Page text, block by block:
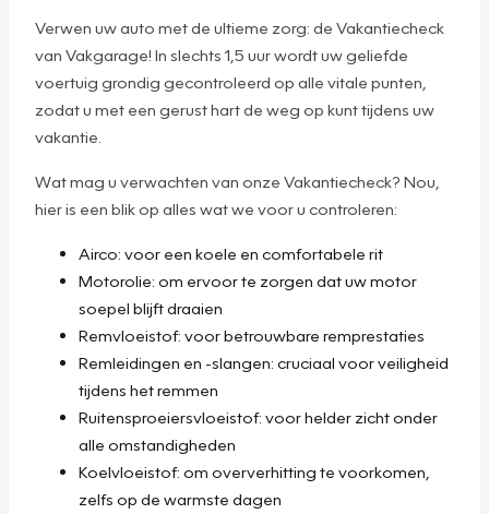
Verwen uw auto met de ultieme zorg: de Vakantiecheck
van Vakgarage! In slechts 1,5 uur wordt uw geliefde
voertuig grondig gecontroleerd op alle vitale punten,
zodat u met een gerust hart de weg op kunt tijdens uw
vakantie.
Wat mag u verwachten van onze Vakantiecheck? Nou,
hier is een blik op alles wat we voor u controleren:
Airco: voor een koele en comfortabele rit
Motorolie: om ervoor te zorgen dat uw motor
soepel blijft draaien
Remvloeistof: voor betrouwbare remprestaties
Remleidingen en -slangen: cruciaal voor veiligheid
tijdens het remmen
Ruitensproeiersvloeistof: voor helder zicht onder
alle omstandigheden
Koelvloeistof: om oververhitting te voorkomen,
zelfs op de warmste dagen